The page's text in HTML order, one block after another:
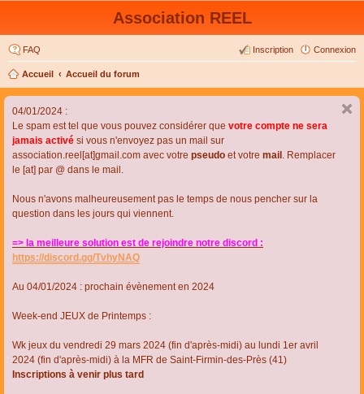
Association REEL
FAQ Connexion
Inscription
Accueil Accueil du forum
04/01/2024 :
Le spam est tel que vous pouvez considérer que votre compte ne sera
jamais activé si vous n'envoyez pas un mail sur
association.reel[at]gmail.com avec votre pseudo et votre mail . Remplacer
le [at] par @ dans le mail.
Nous n'avons malheureusement pas le temps de nous pencher sur la
question dans les jours qui viennent.
=> la meilleure solution est de rejoindre notre discord :
https://discord.gg/TvhyNAQ
Au 04/01/2024 : prochain évènement en 2024
Week-end JEUX de Printemps :
Wk jeux du vendredi 29 mars 2024 (fin d'après-midi) au lundi 1er avril
2024 (fin d'après-midi) à la MFR de Saint-Firmin-des-Près (41)
Inscriptions à venir plus tard